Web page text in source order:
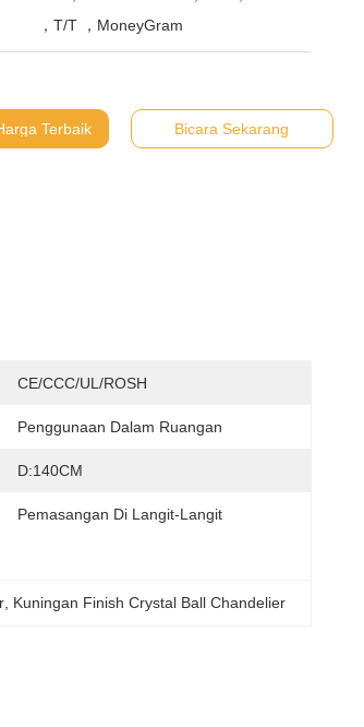
，T/T ，MoneyGram
Terbaik Bicara Sekarang
CE/CCC/UL/ROSH
Penggunaan Dalam Ruangan
D:140CM
Pemasangan Di Langit-Langit
Kuningan Finish Crystal Ball Chandelier